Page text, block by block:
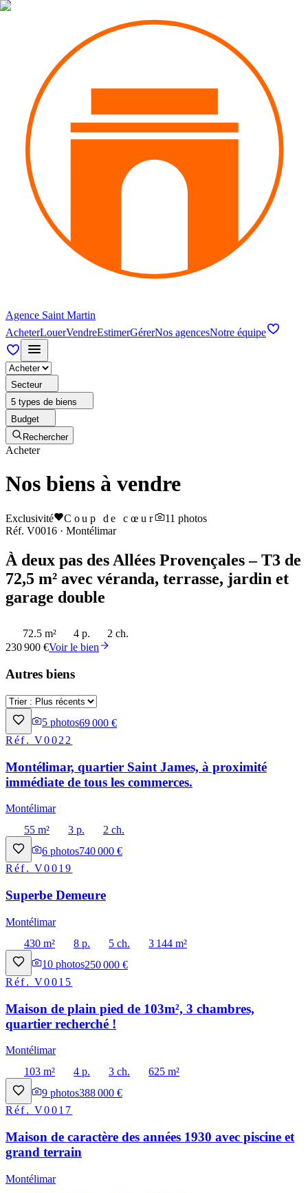
Agence Saint Martin
AcheterLouerVendreEstimerGérerNos agencesNotre équipe
Secteur
5 types de biens
Budget
Rechercher
Acheter
Nos biens à vendre
Exclusivité Coup de cœur 11 photos
Réf. V0016 · Montélimar
À deux pas des Allées Provençales – T3 de
72,5 m² avec véranda, terrasse, jardin et
garage double
72.5 m² 4 p.
2 ch.
230 900 €Voir le bien
Autres biens
5 photos69 000 €
Réf.V0022
Montélimar, quartier Saint James, à proximité
immédiate de tous les commerces.
Montélimar
55 m²
3 p.
2 ch.
6 photos740 000 €
Réf.V0019
Superbe Demeure
Montélimar
430 m²
8 p. 5 ch.
3 144 m²
10 photos250 000 €
Réf.V0015
Maison de plain pied de 103m², 3 chambres,
quartier recherché !
Montélimar
103 m²
4 p. 3 ch.
625 m²
9 photos388 000 €
Réf.V0017
Maison de caractère des années 1930 avec piscine et
grand terrain
Montélimar